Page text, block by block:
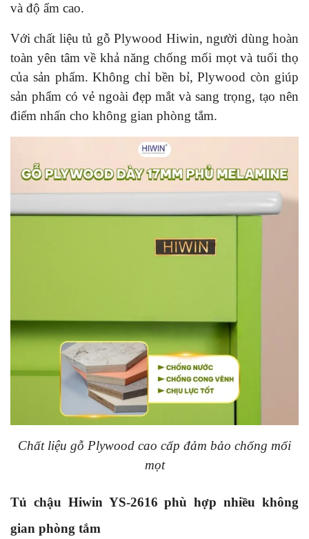
và độ ẩm cao.
Với chất liệu tủ gỗ Plywood Hiwin, người dùng hoàn
toàn yên tâm về khả năng chống mối mọt và tuổi thọ
của sản phẩm. Không chỉ bền bỉ, Plywood còn giúp
sản phẩm có vẻ ngoài đẹp mắt và sang trọng, tạo nên
điểm nhấn cho không gian phòng tắm.
Chất liệu gỗ Plywood cao cấp đảm bảo chống mối
mọt
Tủ chậu Hiwin YS-2616 phù hợp nhiều không
gian phòng tắm